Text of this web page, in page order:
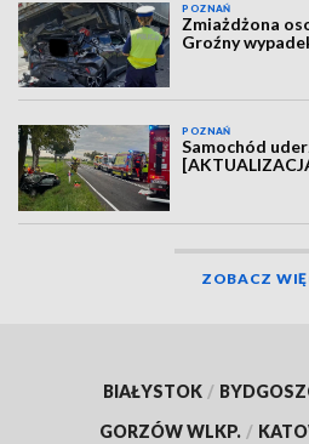
POZNAŃ
Zmiażdżona
Groźny
POZNAŃ
Samochód
ZOBACZ
BIAŁYSTOK /
GORZÓW WLKP. /